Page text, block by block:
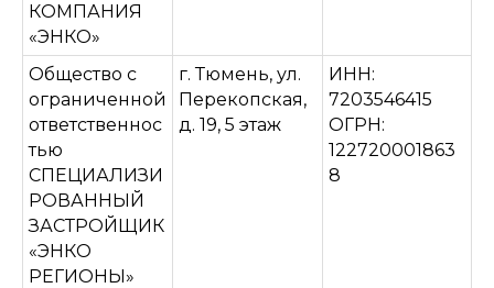
КОМПАНИЯ
«ЭНКО»
Общество с
ограниченной
ответственнос
тью
СПЕЦИАЛИЗИ
РОВАННЫЙ
ЗАСТРОЙЩИК
«ЭНКО
РЕГИОНЫ»
г. Тюмень, ул.
Перекопская,
д. 19, 5 этаж
ИНН:
7203546415
ОГРН:
122720001863
8